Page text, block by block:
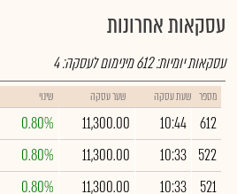
עסקאות אחרונות
עסקאות יומיות:612מינימום לעסקה:4
מספר שעת עסקה שער עסקה שינוי
612
10:44
11,300.00
0.80%
522
10:33
11,300.00
0.80%
521
10:33
11,300.00
0.80%